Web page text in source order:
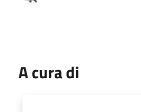
A cura di